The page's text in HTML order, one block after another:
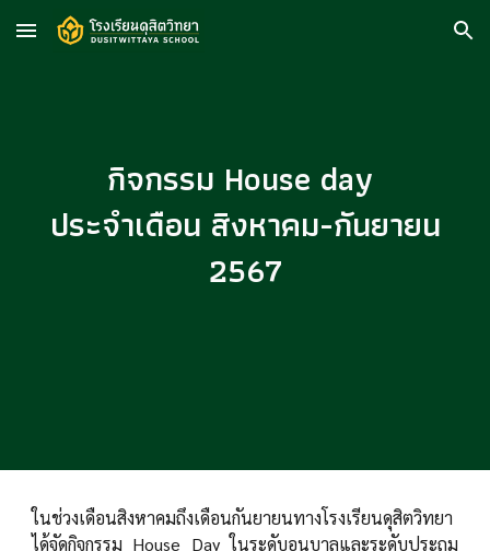
Skip to main content Skip to navigation
กิจกรรม House day
ประจำเดือน สิงหาคม-กันยายน
2567
ในช่วงเดือนสิงหาคมถึงเดือนกันยายนทางโรงเรียนดุสิตวิทยา
ได้จัดกิจกรรม House Day ในระดับอนุบาลและระดับประถม